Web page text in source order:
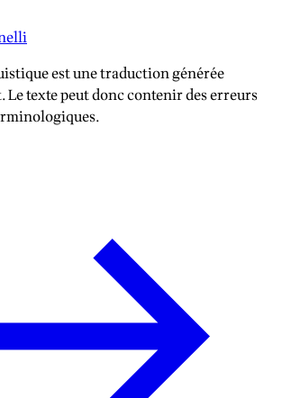
est une traduction générée
texte peut donc contenir des erreurs